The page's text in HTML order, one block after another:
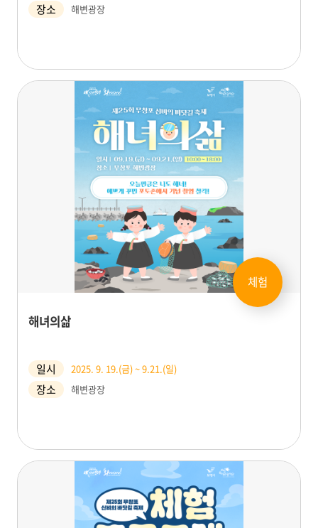
장소 해변광장
체험
해녀의삶
일시 2025. 9. 19.(금) ~ 9.21.(일)
장소 해변광장